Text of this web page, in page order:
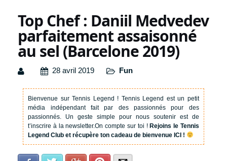
Top Chef : Daniil Medvedev
parfaitement assaisonné
au sel (Barcelone 2019)
28 avril 2019 Fun
Bienvenue sur Tennis Legend ! Tennis Legend est un petit
média indépendant fait par des passionnés pour des
passionnés. Un geste simple pour nous soutenir est de
t’inscrire à la newsletter.On compte sur toi !Rejoins le Tennis
Legend Club et récupère ton cadeau de bienvenue ICI !